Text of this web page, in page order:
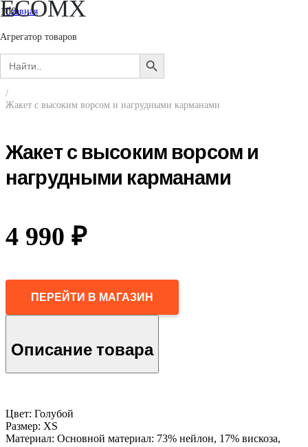
ECOMX
Агрегатор товаров
Search
for:
SEARCH
BUTTON
Главная
Женщинам
Одежда
Джемперы, свитеры, кардиганы
/
Жакет с высоким ворсом и нагрудными карманами
Жакет с высоким ворсом и
нагрудными карманами
4 990 ₽
ПЕРЕЙТИ В МАГАЗИН
Описание товара
Цвет: Голубой
Размер: XS
Материал: Основной материал: 73% нейлон, 17% вискоза,